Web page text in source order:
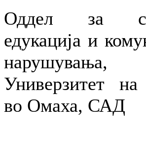
Оддел за
едукација и
нарушувања,
Универзитет
во Омаха, САД